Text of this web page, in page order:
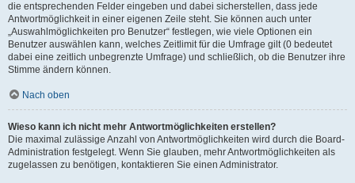
die entsprechenden Felder eingeben und dabei sicherstellen, dass jede
Antwortmöglichkeit in einer eigenen Zeile steht. Sie können auch unter
„Auswahlmöglichkeiten pro Benutzer“ festlegen, wie viele Optionen ein
Benutzer auswählen kann, welches Zeitlimit für die Umfrage gilt (0 bedeutet
dabei eine zeitlich unbegrenzte Umfrage) und schließlich, ob die Benutzer ihre
Stimme ändern können.
Nach oben
Wieso kann ich nicht mehr Antwortmöglichkeiten erstellen?
Die maximal zulässige Anzahl von Antwortmöglichkeiten wird durch die Board-
Administration festgelegt. Wenn Sie glauben, mehr Antwortmöglichkeiten als
zugelassen zu benötigen, kontaktieren Sie einen Administrator.